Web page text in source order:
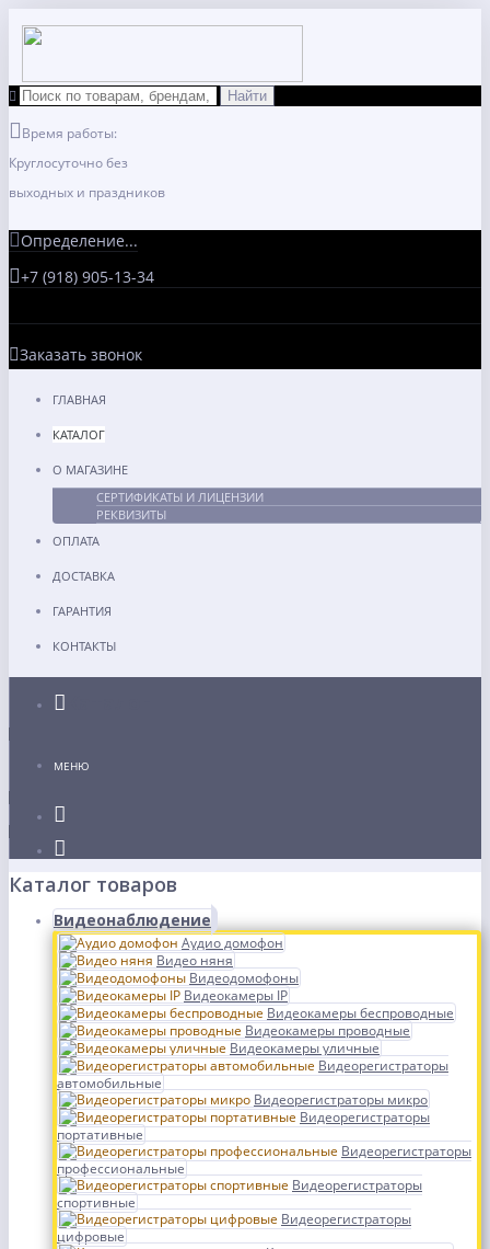
Время работы:
Круглосуточно без
выходных и праздников
Определение...
+7 (918) 905-13-34
Заказать звонок
ГЛАВНАЯ
КАТАЛОГ
О МАГАЗИНЕ
СЕРТИФИКАТЫ И ЛИЦЕНЗИИ
РЕКВИЗИТЫ
ОПЛАТА
ДОСТАВКА
ГАРАНТИЯ
КОНТАКТЫ
МЕНЮ
Каталог товаров
Видеонаблюдение
Аудио домофон
Видео няня
Видеодомофоны
Видеокамеры IP
Видеокамеры беспроводные
Видеокамеры проводные
Видеокамеры уличные
Видеорегистраторы
автомобильные
Видеорегистраторы микро
Видеорегистраторы
портативные
Видеорегистраторы
профессиональные
Видеорегистраторы
спортивные
Видеорегистраторы
цифровые